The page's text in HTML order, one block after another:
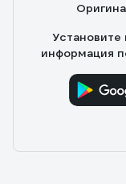
информация